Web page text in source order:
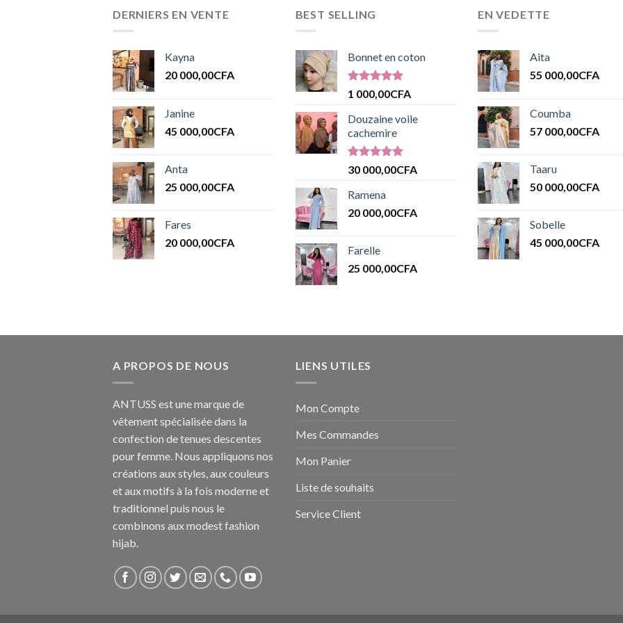
DERNIERS EN VENTE
Kayna
20 000,00CFA
Janine
45 000,00CFA
Anta
25 000,00CFA
Fares
20 000,00CFA
BEST SELLING
Bonnet en coton
Note5.00
1 000,00CFA
Douzaine voile
cachemire
Note5.00
30 000,00CFA
Ramena
20 000,00CFA
Farelle
25 000,00CFA
EN VEDETTE
Aita
55 000,00CFA
Coumba
57 000,00CFA
Taaru
50 000,00CFA
Sobelle
45 000,00CFA
A PROPOS DE NOUS
ANTUSS est une marque de
vêtement spécialisée dans la
confection de tenues descentes
pour femme. Nous appliquons nos
créations aux styles, aux couleurs
et aux motifs à la fois moderne et
traditionnel puis nous le
combinons aux modest fashion
hijab.
LIENS UTILES
Mon Compte
Mes Commandes
Mon Panier
Liste de souhaits
Service Client